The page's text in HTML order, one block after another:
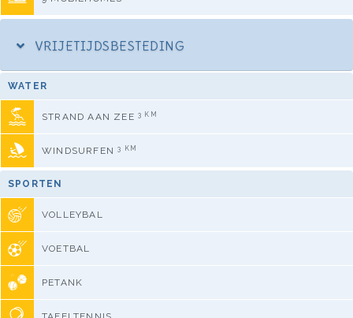
VRIJETIJDSBESTEDING
WATER
STRAND AAN ZEE 3 KM
WINDSURFEN3 KM
SPORTEN
VOLLEYBAL
VOETBAL
PETANK